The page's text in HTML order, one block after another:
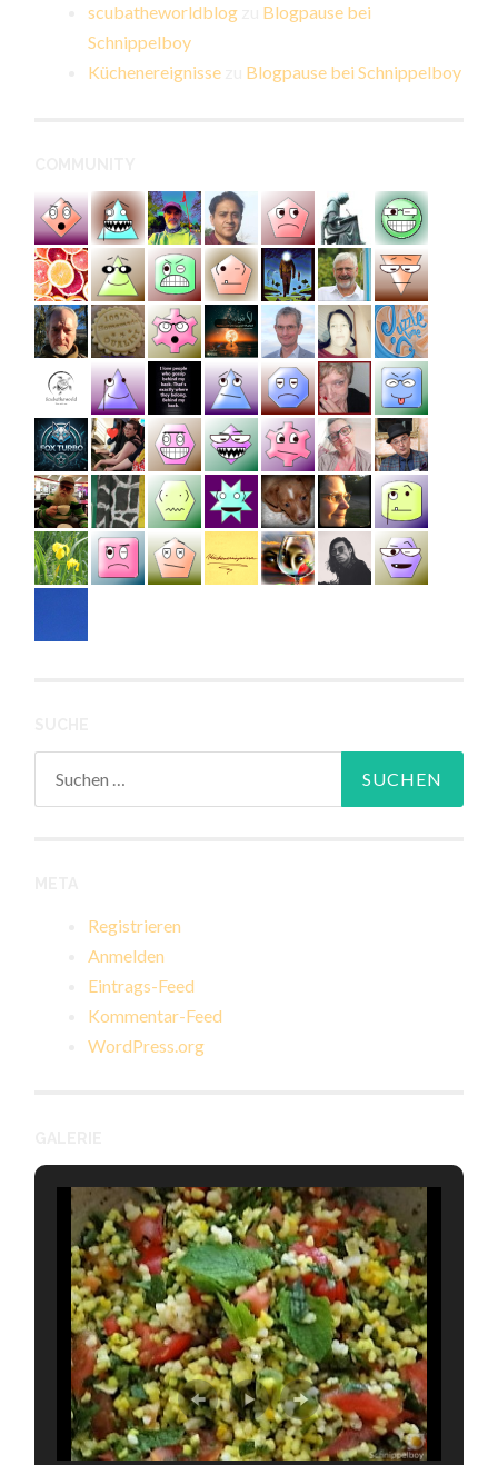
scubatheworldblog
Blogpause bei
Schnippelboy
Küchenereignisse
Blogpause bei Schnippelboy
Registrieren
Anmelden
Eintrags-Feed
Kommentar-Feed
WordPress.org